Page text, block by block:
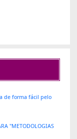
de forma fácil pelo
"METODOLOGIAS